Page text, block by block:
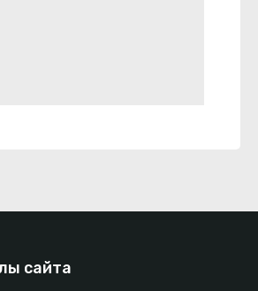
сайта